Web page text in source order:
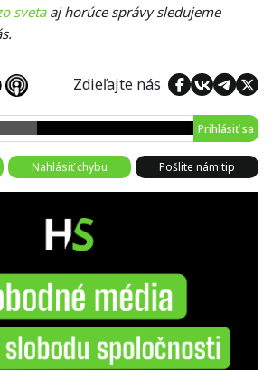
svetaaj horúce správy sledujeme
Zdieľajte nás
Prihlásiť sa
Nahlásiť chybu Pošlite nám tip